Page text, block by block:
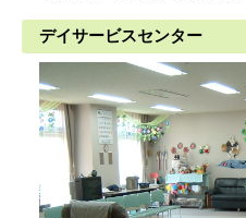
デイサービスセンター